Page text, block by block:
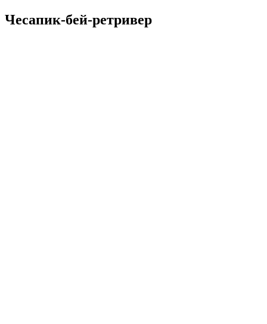
Чесапик-бей-ретривер